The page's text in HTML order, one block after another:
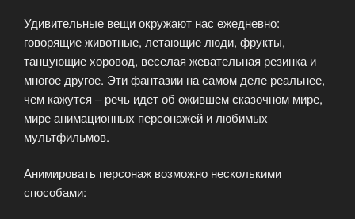
Удивительные вещи окружают нас ежедневно:
говорящие животные, летающие люди, фрукты,
танцующие хоровод, веселая жевательная резинка и
многое другое. Эти фантазии на самом деле реальнее,
чем кажутся – речь идет об ожившем сказочном мире,
мире анимационных персонажей и любимых
мультфильмов.
Анимировать персонаж возможно несколькими
способами: